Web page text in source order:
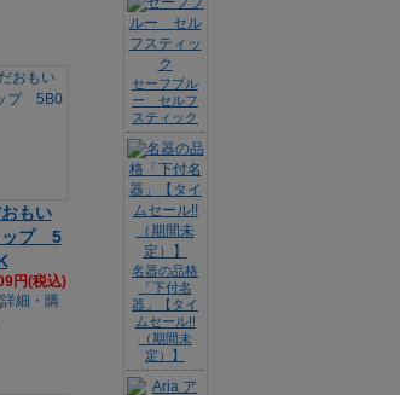
もい
ップ 5
円(税込)
セーフブル
ー セルフ
スティック
名器の品格
「下付名
器」【タイ
ムセール!!
（期間未
定）】